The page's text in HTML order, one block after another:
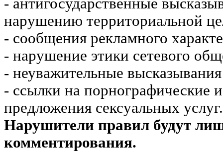
- антигосударственные
нарушению территориальной
- сообщения рекламного
- нарушение этики сетевого
- неуважительные
- ссылки на порнографические
предложения сексуальных услуг.
Нарушители правил будут
комментирования.